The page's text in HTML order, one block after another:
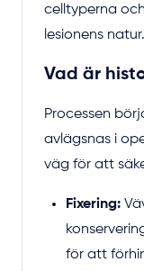
celltyperna
lesionens natur.
Vad är
Processen
avlägsnas i
väg för att
Fixering:
för att